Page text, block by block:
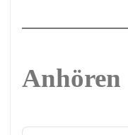
Anhören